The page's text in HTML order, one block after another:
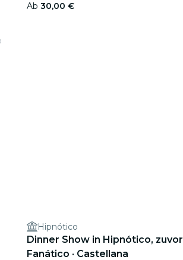
Ab 30,00 €
Hipnótico
Dinner Show in Hipnótico, zuvor
Fanático · Castellana